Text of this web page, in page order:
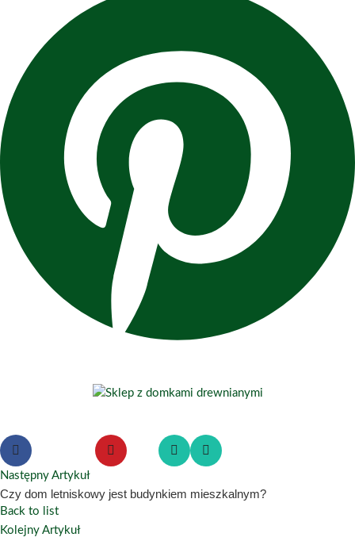
Następny Artykuł
Czy dom letniskowy jest budynkiem mieszkalnym?
Back to list
Kolejny Artykuł